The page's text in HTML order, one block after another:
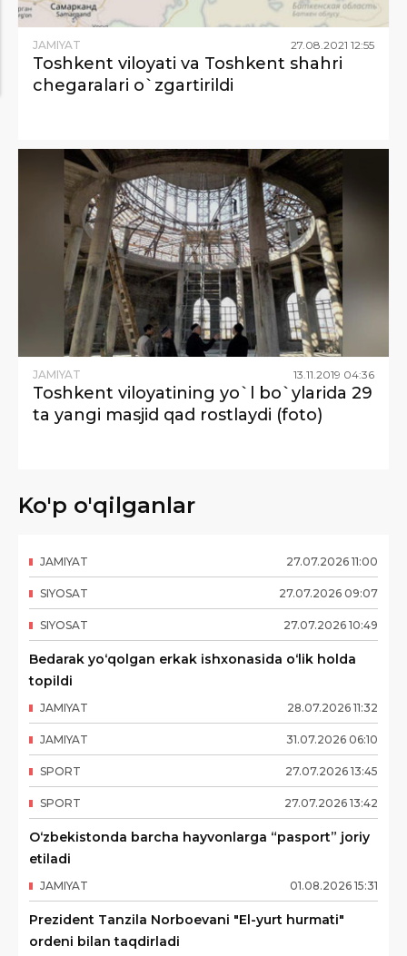
JAMIYAT 27 08 2021 12:55
Toshkent viloyati va Toshkent shahri
chegaralari o`zgartirildi
JAMIYAT 13.11.2019 04:36
Toshkent viloyatining yo`l bo`ylarida 29
ta yangi masjid qad rostlaydi (foto)
Ko'p o'qilganlar
27.07.2026 11:00
JAMIYAT
27.07.2026 09:07
SIYOSAT
27.07.2026 10:49
SIYOSAT
Bedarak yo‘qolgan erkak ishxonasida o‘lik holda
topildi
28.07.2026 11:32
JAMIYAT
31.07.2026 06:10
JAMIYAT
27.07.2026 13:45
SPORT
27.07.2026 13:42
SPORT
O‘zbekistonda barcha hayvonlarga “pasport” joriy
etiladi
01.08.2026 15:31
JAMIYAT
Prezident Tanzila Norboevani "El-yurt hurmati"
ordeni bilan taqdirladi